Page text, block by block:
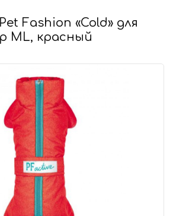
Fashion «Cold» для
ML, красный